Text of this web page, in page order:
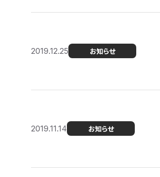
2019.12.25 お知らせ
2019.11.14 お知らせ